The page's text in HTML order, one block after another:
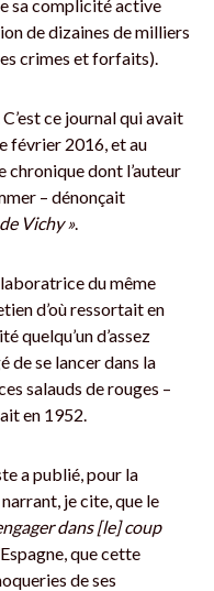
sa complicité active
de dizaines de milliers
crimes et forfaits).
C’est ce journal qui avait
février 2016, et au
chronique dont l’auteur
– dénonçait
Vichy ».
du même
d’où ressortait en
quelqu’un d’assez
de se lancer dans la
salauds de rouges –
en 1952.
a publié, pour la
je cite, que le
dans [le] coup
que cette
de ses